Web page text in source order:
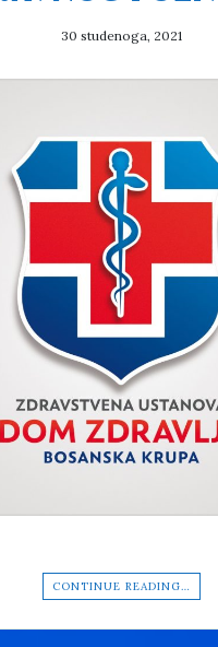
30 studenoga, 2021
CONTINUE READING…